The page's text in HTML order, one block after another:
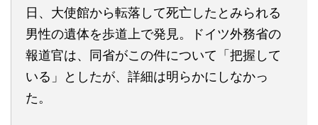
日、大使館から転落して死亡したとみられる
男性の遺体を歩道上で発見。ドイツ外務省の
報道官は、同省がこの件について「把握して
いる」としたが、詳細は明らかにしなかっ
た。